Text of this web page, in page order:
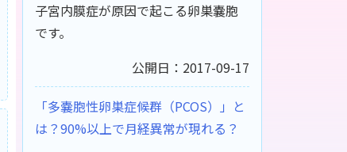
子宮内膜症が原因で起こる卵巣嚢胞
です。
公開日：2017-09-17
「多嚢胞性卵巣症候群（PCOS）」と
は？90%以上で月経異常が現れる？